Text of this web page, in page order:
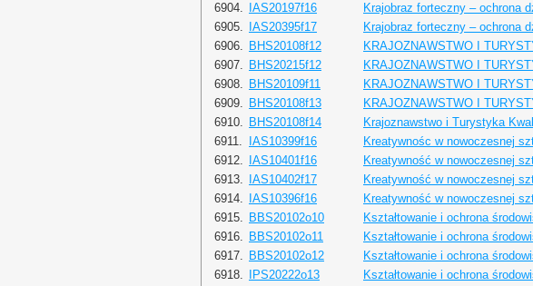
6904.
IAS20197f16 Krajobraz forteczny – ochrona
6905.
IAS20395f17 Krajobraz forteczny – ochrona
6906. BHS20108f12 KRAJOZNAWSTWO I
6907. BHS20215f12 KRAJOZNAWSTWO I
6908. BHS20109f11 KRAJOZNAWSTWO I
6909. BHS20108f13 KRAJOZNAWSTWO I
6910. BHS20108f14 Krajoznawstwo i Turystyka
6911.
IAS10399f16 Kreatywnośc w nowoczesnej
6912.
IAS10401f16 Kreatywność w nowoczesnej
6913.
IAS10402f17 Kreatywność w nowoczesnej
6914.
IAS10396f16 Kreatywność w nowoczesnej
6915. BBS20102o10 Kształtowanie i ochrona
6916. BBS20102o11 Kształtowanie i ochrona
6917. BBS20102o12 Kształtowanie i ochrona
6918.
IPS20222o13 Kształtowanie i ochrona